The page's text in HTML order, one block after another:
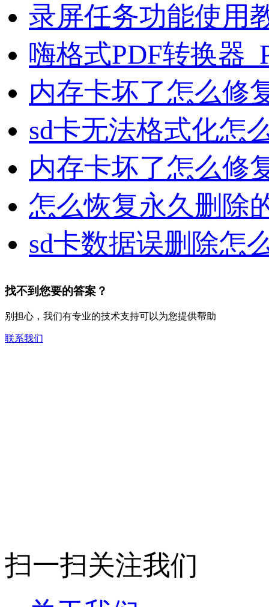
录屏任务功能使用
嗨格式PDF转换器
内存卡坏了怎么修
sd卡无法格式化怎
内存卡坏了怎么修
怎么恢复永久删除
sd卡数据误删除怎
找不到您要的答案？
别担心，我们有专业的技术支持可以为您提供帮助
联系我们
扫一扫关注我们